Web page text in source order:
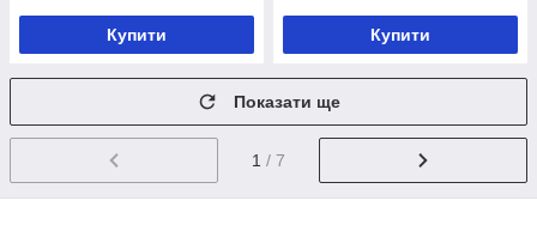
Купити Купити
Показати ще
1 / 7